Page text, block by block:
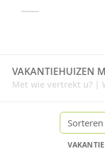
VAKANTIEHUIZEN
Met wie vertrekt u? |